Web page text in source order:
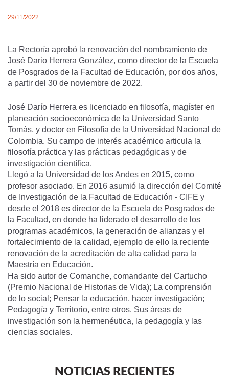
29/11/2022
La Rectoría aprobó la renovación del nombramiento de
José Dario Herrera González, como director de la Escuela
de Posgrados de la Facultad de Educación, por dos años,
a partir del 30 de noviembre de 2022.
José Darío Herrera es licenciado en filosofía, magíster en
planeación socioeconómica de la Universidad Santo
Tomás, y doctor en Filosofía de la Universidad Nacional de
Colombia. Su campo de interés académico articula la
filosofía práctica y las prácticas pedagógicas y de
investigación científica.
Llegó a la Universidad de los Andes en 2015, como
profesor asociado. En 2016 asumió la dirección del Comité
de Investigación de la Facultad de Educación - CIFE y
desde el 2018 es director de la Escuela de Posgrados de
la Facultad, en donde ha liderado el desarrollo de los
programas académicos, la generación de alianzas y el
fortalecimiento de la calidad, ejemplo de ello la reciente
renovación de la acreditación de alta calidad para la
Maestría en Educación.
Ha sido autor de Comanche, comandante del Cartucho
(Premio Nacional de Historias de Vida); La comprensión
de lo social; Pensar la educación, hacer investigación;
Pedagogía y Territorio, entre otros. Sus áreas de
investigación son la hermenéutica, la pedagogía y las
ciencias sociales.
NOTICIAS RECIENTES